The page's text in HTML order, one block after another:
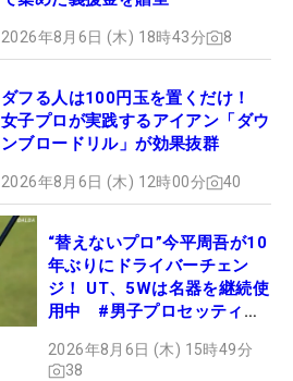
2026年8月6日 (木) 18時43分 8
ダフる人は100円玉を置くだけ！
女子プロが実践するアイアン「ダウ
ンブロードリル」が効果抜群
2026年8月6日 (木) 12時00分 40
“替えないプロ”今平周吾が10
年ぶりにドライバーチェン
ジ！ UT、5Wは名器を継続使
用中 #男子プロセッティン
2026年8月6日 (木) 15時49分
38